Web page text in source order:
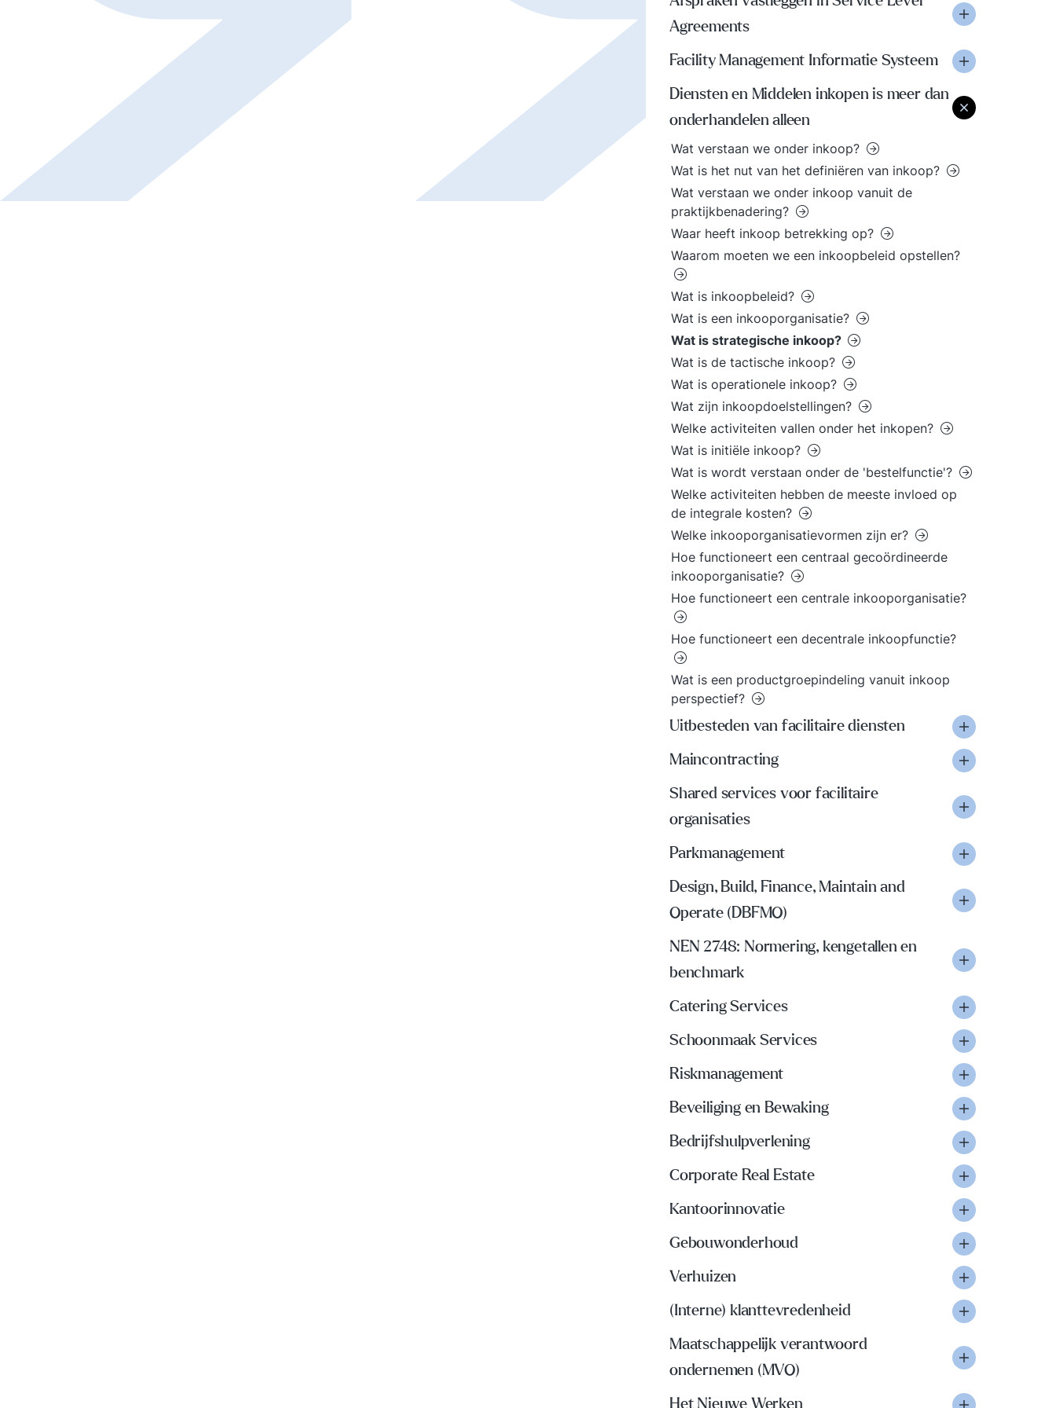
Agreements
Facility Management Informatie Systeem
Diensten en Middelen inkopen is meer dan
onderhandelen alleen
Wat verstaan we onder inkoop?
Wat is het nut van het definiëren van inkoop?
Wat verstaan we onder inkoop vanuit de
praktijkbenadering?
Waar heeft inkoop betrekking op?
Waarom moeten we een inkoopbeleid opstellen?
Wat is inkoopbeleid?
Wat is een inkooporganisatie?
Wat is strategische inkoop?
Wat is de tactische inkoop?
Wat is operationele inkoop?
Wat zijn inkoopdoelstellingen?
Welke activiteiten vallen onder het inkopen?
Wat is initiële inkoop?
Wat is wordt verstaan onder de 'bestelfunctie'?
Welke activiteiten hebben de meeste invloed op
de integrale kosten?
Welke inkooporganisatievormen zijn er?
Hoe functioneert een centraal gecoördineerde
inkooporganisatie?
Hoe functioneert een centrale inkooporganisatie?
Hoe functioneert een decentrale inkoopfunctie?
Wat is een productgroepindeling vanuit inkoop
perspectief?
Uitbesteden van facilitaire diensten
Maincontracting
Shared services voor facilitaire
organisaties
Parkmanagement
Design, Build, Finance, Maintain and
Operate (DBFMO)
NEN 2748: Normering, kengetallen en
benchmark
Catering Services
Schoonmaak Services
Riskmanagement
Beveiliging en Bewaking
Bedrijfshulpverlening
Corporate Real Estate
Kantoorinnovatie
Gebouwonderhoud
Verhuizen
(Interne) klanttevredenheid
Maatschappelijk verantwoord
ondernemen (MVO)
Het Nieuwe Werken